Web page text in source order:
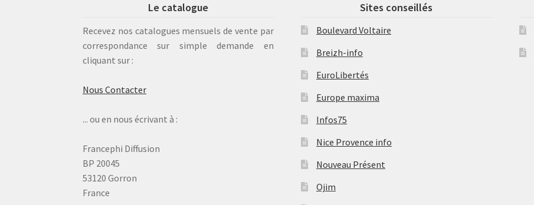
Le catalogue
Recevez nos catalogues mensuels de vente par
correspondance sur simple demande en
cliquant sur :
Nous Contacter
... ou en nous écrivant à :
Francephi Diffusion
BP 20045
53120 Gorron
France
Sites conseillés
Boulevard Voltaire
Breizh-info
EuroLibertés
Europe maxima
Infos75
Nice Provence info
Nouveau Présent
Ojim